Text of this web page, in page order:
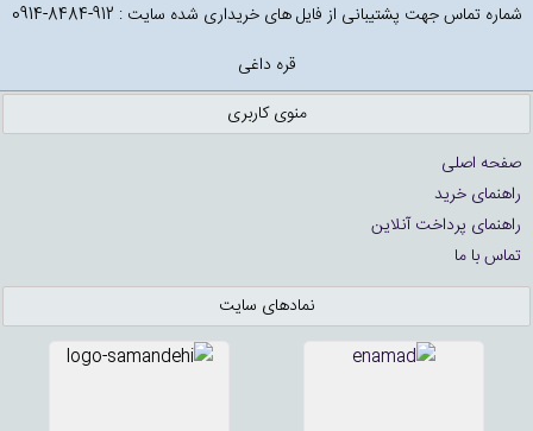
شماره تماس جهت پشتیبانی از فایل های خریداری شده سایت : 912-8484-0914
قره داغی
منوی کاربری
صفحه اصلی
راهنمای خرید
راهنمای پرداخت آنلاین
تماس با ما
نمادهای سایت